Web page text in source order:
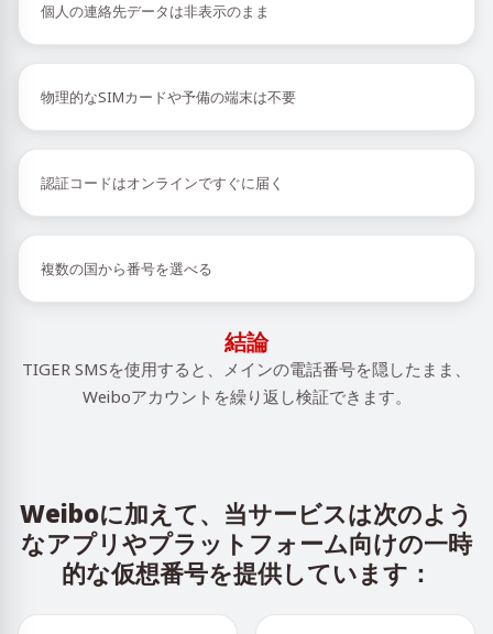
個人の連絡先データは非表示のまま
物理的なSIMカードや予備の端末は不要
認証コードはオンラインですぐに届く
複数の国から番号を選べる
結論
TIGER SMSを使用すると、メインの電話番号を隠したまま、
Weiboアカウントを繰り返し検証できます。
Weiboに加えて、当サービスは次のよう
なアプリやプラットフォーム向けの一時
的な仮想番号を提供しています：